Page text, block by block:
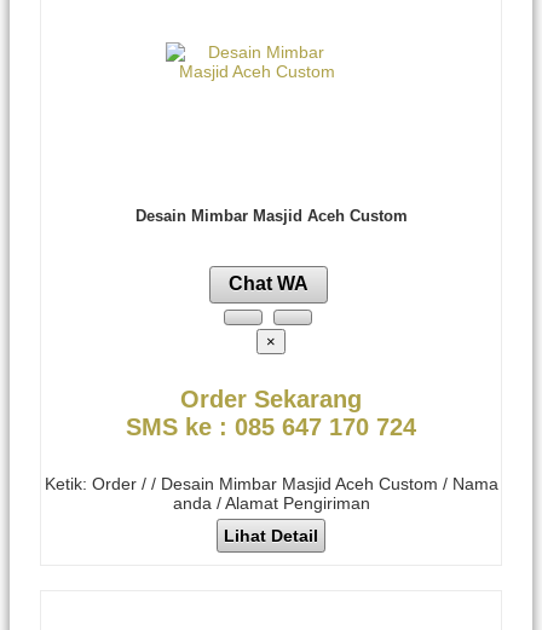
Desain Mimbar Masjid Aceh Custom
Chat WA
×
Order Sekarang
SMS ke : 085 647 170 724
Ketik: Order / / Desain Mimbar Masjid Aceh Custom / Nama
anda / Alamat Pengiriman
Lihat Detail